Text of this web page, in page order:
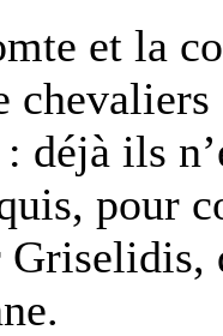
et la
déjà ils
pour
Griselidis,